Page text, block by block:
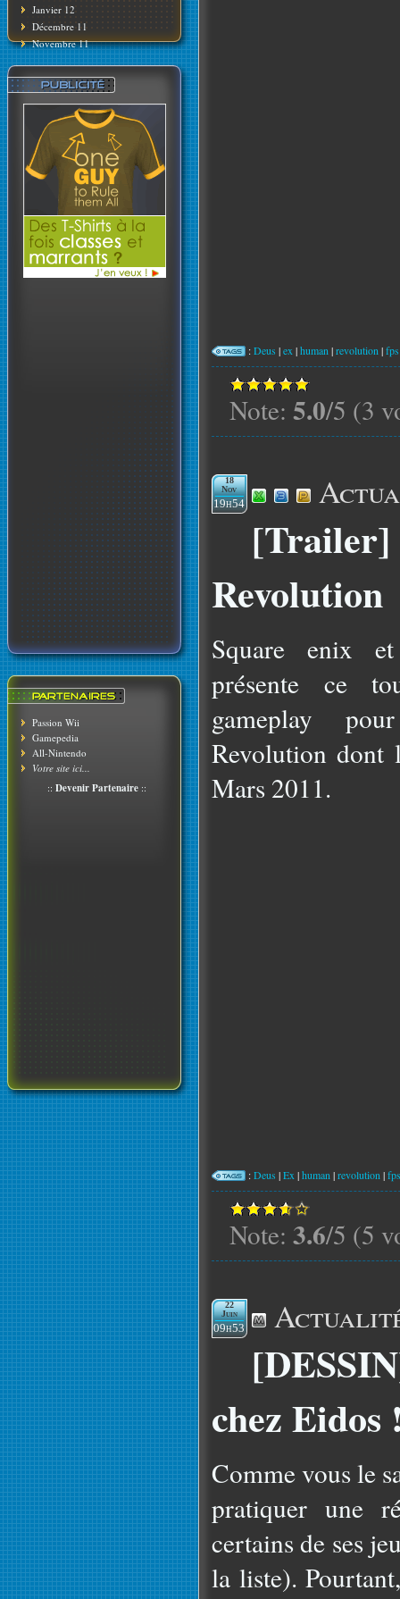
Janvier 12
Décembre 11
Novembre 11
Passion Wii
Gamepedia
All-Nintendo
Votre site ici...
:: Devenir Partenaire ::
:Deus |ex |human |revolution |fps
Note: 5.0/5 (3
18
Nov
19h54
[Trailer]
Revolution
Square enix
présente ce
gameplay
Revolution dont
Mars 2011.
:Deus |Ex |human |revolution |fps
Note: 3.6/5 (5
22
Juin
09h53
chez Eidos
Comme vous le
pratiquer une
certains de ses
la liste).